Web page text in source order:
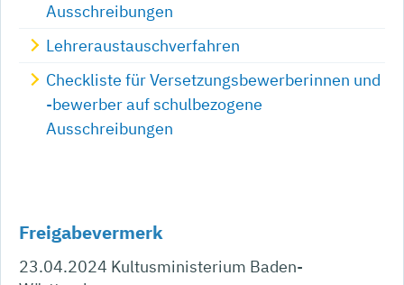
Ausschreibungen
Lehreraustauschverfahren
Checkliste für Versetzungsbewerberinnen und
-bewerber auf schulbezogene
Ausschreibungen
Freigabevermerk
23.04.2024 Kultusministerium Baden-